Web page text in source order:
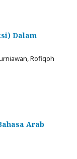
Dalam
Rofiqoh
Arab